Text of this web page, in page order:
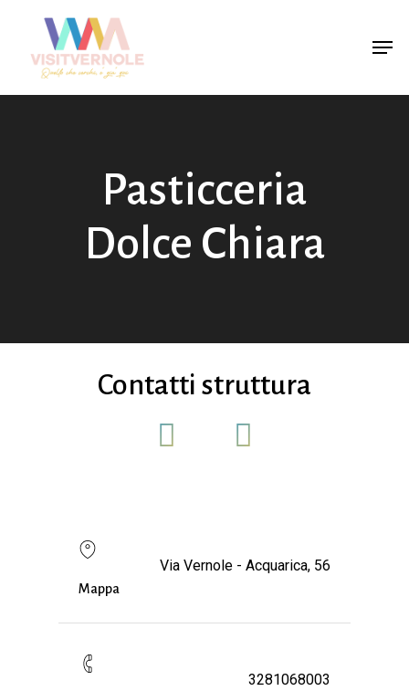
content
Pasticceria
Dolce Chiara
Contatti struttura
Mappa
Via Vernole - Acquarica, 56
3281068003